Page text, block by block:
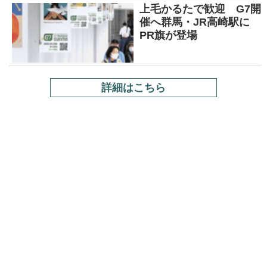
上毛かるたで歓迎 G7開
催へ群馬・JR高崎駅に
PR旗が登場
詳細はこちら